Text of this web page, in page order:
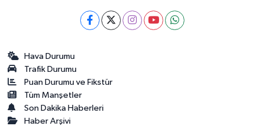
Hava Durumu
Trafik Durumu
Puan Durumu ve Fikstür
Tüm Manşetler
Son Dakika Haberleri
Haber Arşivi